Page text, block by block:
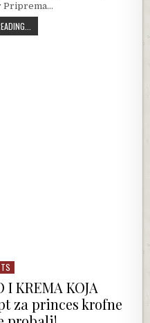
Priprema…
in
I KREMA KOJA
za princes krofne